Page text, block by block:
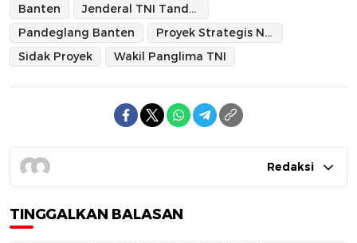
Banten
Jenderal TNI Tandyo Budi R
Pandeglang Banten
Proyek Strategis Nasional
Sidak Proyek
Wakil Panglima TNI
Redaksi
TINGGALKAN BALASAN